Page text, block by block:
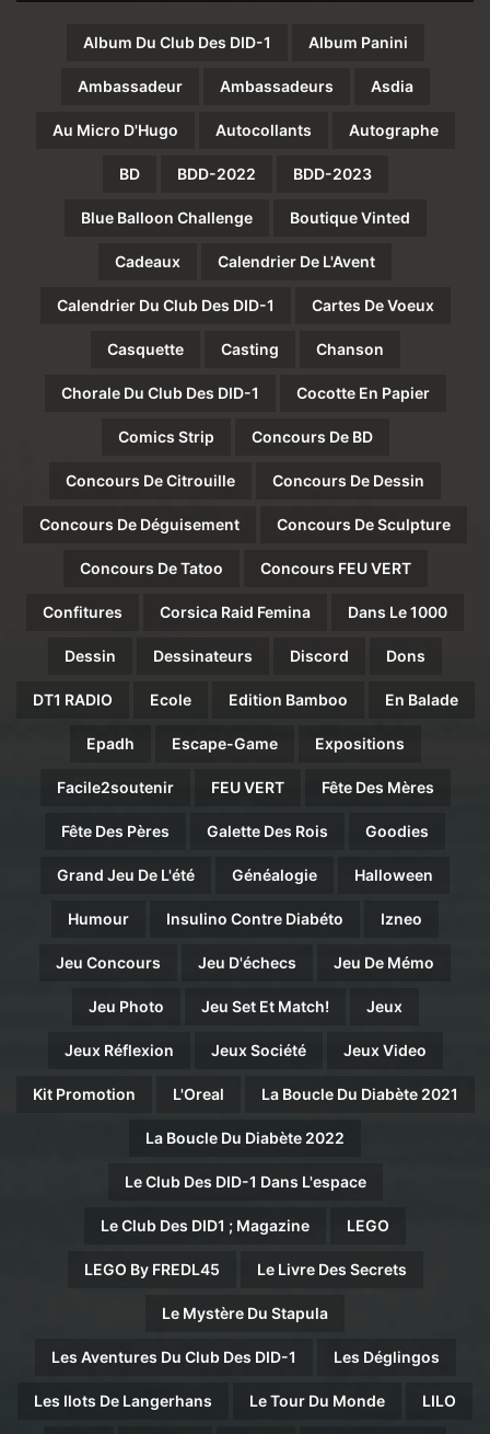
Album Du Club Des DID-1 Album Panini
Ambassadeur Ambassadeurs Asdia
Au Micro D'Hugo Autocollants Autographe
BD BDD-2022 BDD-2023
Blue Balloon Challenge Boutique Vinted
Cadeaux Calendrier De L'Avent
Calendrier Du Club Des DID-1 Cartes De Voeux
Casquette Casting Chanson
Chorale Du Club Des DID-1 Cocotte En Papier
Comics Strip Concours De BD
Concours De Citrouille Concours De Dessin
Concours De Déguisement Concours De Sculpture
Concours De Tatoo Concours FEU VERT
Confitures Corsica Raid Femina Dans Le 1000
Dessin Dessinateurs Discord Dons
DT1 RADIO Ecole Edition Bamboo En Balade
Epadh Escape-Game Expositions
Facile2soutenir FEU VERT Fête Des Mères
Fête Des Pères Galette Des Rois Goodies
Grand Jeu De L'été Généalogie Halloween
Humour Insulino Contre Diabéto Izneo
Jeu Concours Jeu D'échecs Jeu De Mémo
Jeu Photo Jeu Set Et Match! Jeux
Jeux Réflexion Jeux Société Jeux Video
Kit Promotion L'Oreal La Boucle Du Diabète 2021
La Boucle Du Diabète 2022
Le Club Des DID-1 Dans L'espace
Le Club Des DID1 ; Magazine LEGO
LEGO By FREDL45 Le Livre Des Secrets
Le Mystère Du Stapula
Les Aventures Du Club Des DID-1 Les Déglingos
Les Ilots De Langerhans Le Tour Du Monde LILO